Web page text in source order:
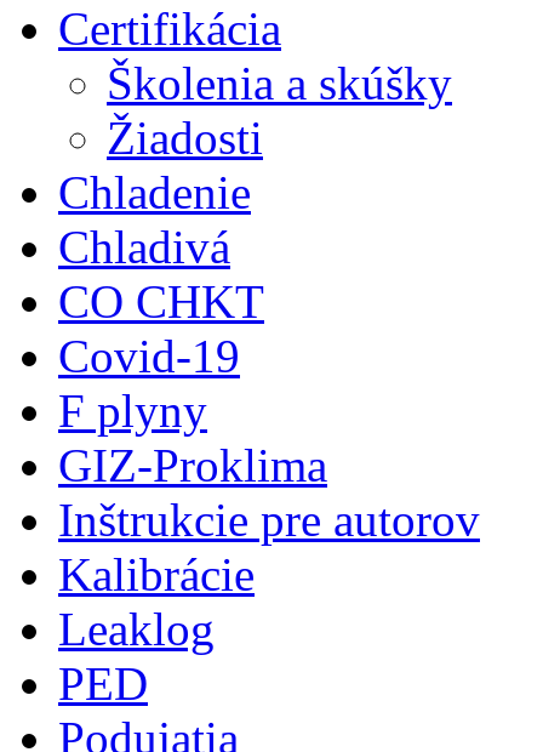
Certifikácia
Školenia a skúšky
Žiadosti
Chladenie
Chladivá
CO CHKT
Covid-19
F plyny
GIZ-Proklima
Inštrukcie pre autorov
Kalibrácie
Leaklog
PED
Podujatia